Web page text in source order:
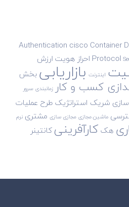
Authentication cisco Container
Protocol احراز هویت ارزش
اینترنت بازاریابیبخش
کسب و کار زمانبندی سرور
شریک استراتژیک طرح عملیات
ماشین مجازی مجازی سازی مشتری نرم
هککارآفرینیکانتینر